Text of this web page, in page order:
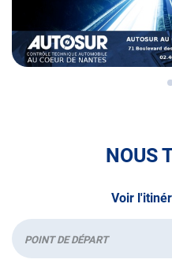
NOUS
Voir
Départ